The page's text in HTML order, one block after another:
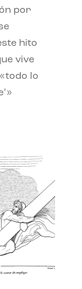
por
hito
vive
lo